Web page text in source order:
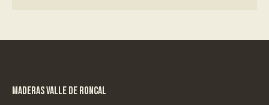
MADERAS VALLE DE RONCAL